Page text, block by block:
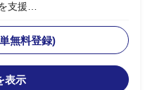
支援
バーの方と合意形成した上
めたあるべき姿を具体化
を得るために、ユーザー調
無料登録)
表示